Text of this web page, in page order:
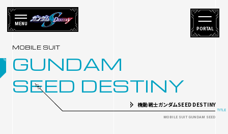
PORTAL
MENU
GUNDAM
SEED DESTINY
機動戦士ガンダムSEED DESTINY